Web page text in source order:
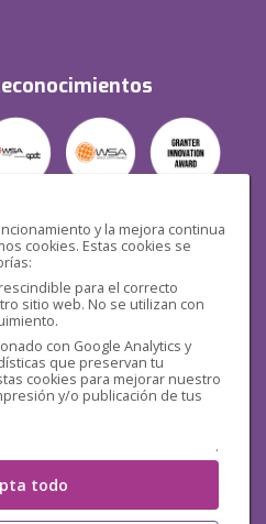
y la mejora continua
cookies. Estas cookies se
para el correcto
sitio web. No se utilizan con
con Google Analytics y
que preservan tu
cookies para mejorar nuestro
y/o publicación de tus
.
todo
sociales